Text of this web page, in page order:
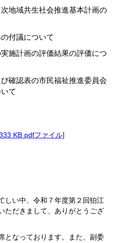
地域共生社会推進基本計画の
付議について
施計画の評価結果の評価につ
確認表の市民福祉推進委員会
て
KB pdfファイル]
しい中、令和７年度第２回狛江
ただきまして、ありがとうござ
となっております。また、副委